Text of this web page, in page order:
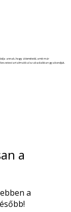
annak, hogy átismételd, amit már
tartalmakkal szabadabban gyakoroljuk.
a
a